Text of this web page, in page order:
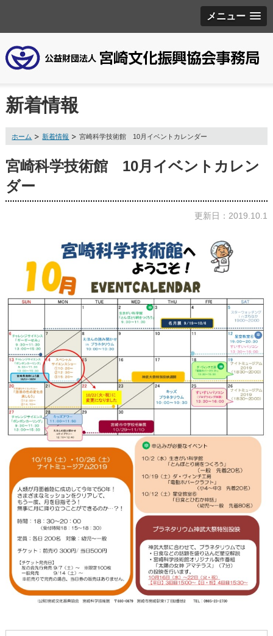
メニュー
新着情報
ホーム 新着情報 宮崎科学技術館 10月イベントカレンダー
宮崎科学技術館 10月イベントカレン
ダー
更新日：2019.10.1